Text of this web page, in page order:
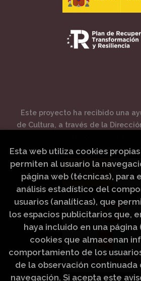
Este proyecto ha recibido una
de Cultura, a través de la
Esta web utiliza cookies
permiten al usuario la
página web (técnicas), para
análisis estadístico del
usuarios (analíticas), que
los espacios publicitarios que,
haya incluido en una
cookies que almacenan
comportamiento de los
de la observación continuada
navegación. Si acepta este